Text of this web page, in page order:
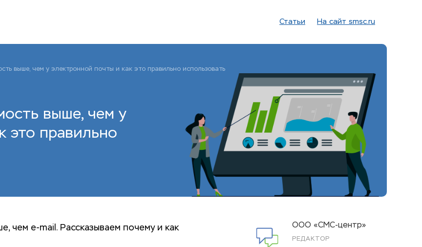
Статьи На сайт smsc.ru
выше, чем у электронной почты и как это правильно использовать
выше, чем у
это правильно
чем e-mail. Рассказываем почему и как
ООО «СМС-центр»
РЕДАКТОР